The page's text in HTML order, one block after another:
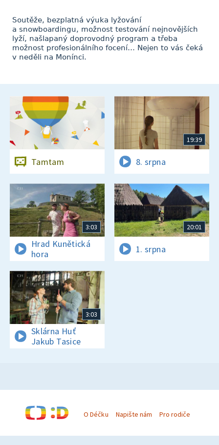
Soutěže, bezplatná výuka lyžování
a snowboardingu, možnost testování nejnovějších
lyží, našlapaný doprovodný program a třeba
možnost profesionálního focení… Nejen to vás čeká
v neděli na Monínci.
Tamtam
19:39
8. srpna
3:03
Hrad Kunětická
hora
20:01
1. srpna
3:03
Sklárna Huť
Jakub Tasice
O Déčku Napište nám Pro rodiče